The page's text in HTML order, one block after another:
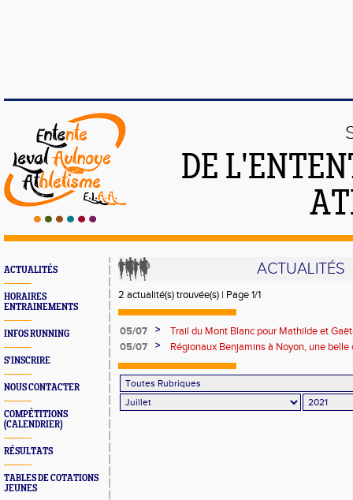
DE
ACTUALITÉS
HORAIRES
ENTRAINEMENTS
INFOS RUNNING
S'INSCRIRE
NOUS CONTACTER
COMPÉTITIONS
(CALENDRIER)
RÉSULTATS
TABLES DE COTATIONS
JEUNES
ACTUALITÉS
2 actualité(s) trouvée(s) | Page 1/1
05/07 >
Trail du Mont Blanc pour Mathilde et
05/07
> Régionaux Benjamins à Noyon, une